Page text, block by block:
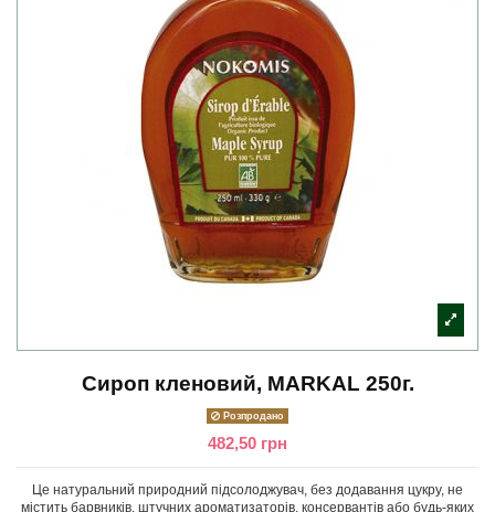
Сироп кленовий, MARKAL 250г.
Розпродано
482,50 грн
Це натуральний природний підсолоджувач, без додавання цукру, не
містить барвників, штучних ароматизаторів, консервантів або будь-яких